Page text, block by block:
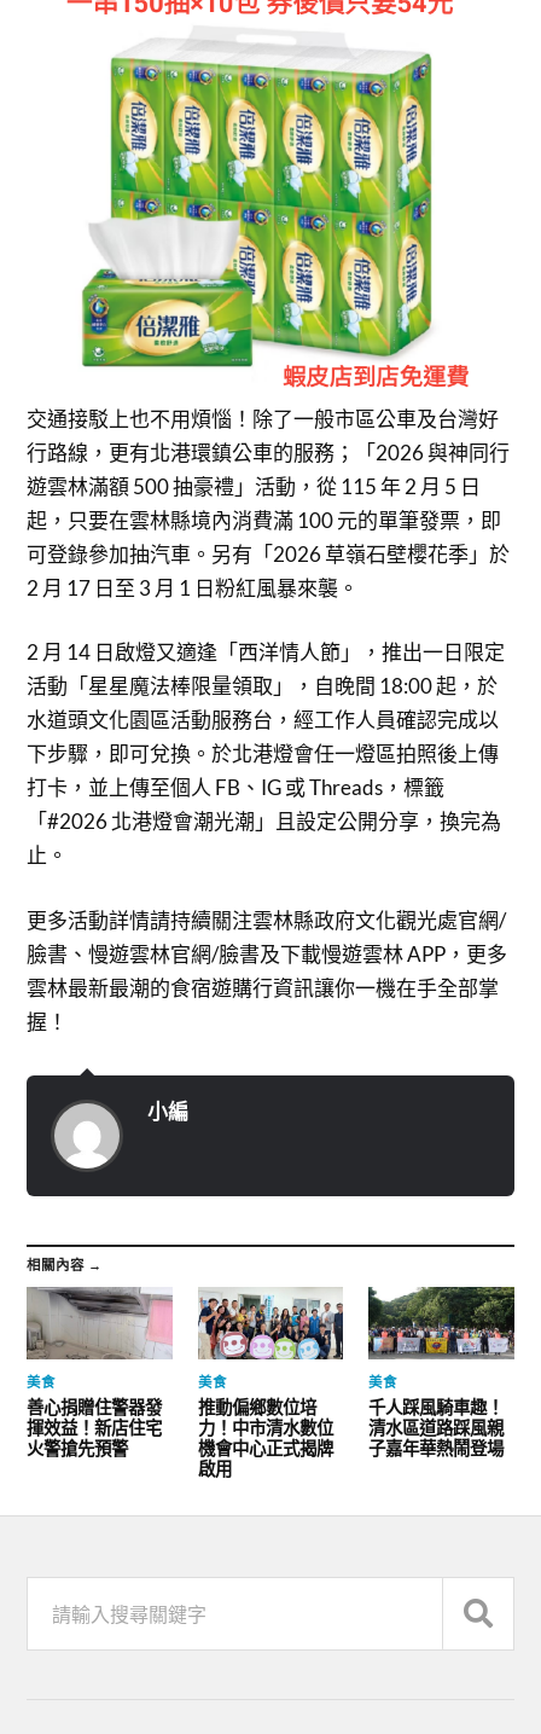
交通接駁上也不用煩惱！除了一般市區公車及台灣好
行路線，更有北港環鎮公車的服務；「2026 與神同行
遊雲林滿額 500 抽豪禮」活動，從 115 年 2 月 5 日
起，只要在雲林縣境內消費滿 100 元的單筆發票，即
可登錄參加抽汽車。另有「2026 草嶺石壁櫻花季」於
2 月 17 日至 3 月 1 日粉紅風暴來襲。
2 月 14 日啟燈又適逢「西洋情人節」，推出一日限定
活動「星星魔法棒限量領取」，自晚間 18:00 起，於
水道頭文化園區活動服務台，經工作人員確認完成以
下步驟，即可兌換。於北港燈會任一燈區拍照後上傳
打卡，並上傳至個人 FB、IG 或 Threads，標籤
「#2026 北港燈會潮光潮」且設定公開分享，換完為
止。
更多活動詳情請持續關注雲林縣政府文化觀光處官網/
臉書、慢遊雲林官網/臉書及下載慢遊雲林 APP，更多
雲林最新最潮的食宿遊購行資訊讓你一機在手全部掌
握！
小編
相關內容 →
美食
善心捐贈住警器發
揮效益！新店住宅
火警搶先預警
美食
推動偏鄉數位培
力！中市清水數位
機會中心正式揭牌
啟用
美食
千人踩風騎車趣！
清水區道路踩風親
子嘉年華熱鬧登場